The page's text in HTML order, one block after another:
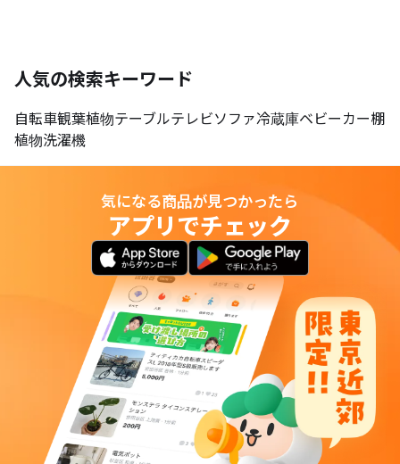
人気の検索キーワード
自転車観葉植物テーブルテレビソファ冷蔵庫ベビーカー棚
植物洗濯機
気になる商品が見つかったら
アプリでチェック